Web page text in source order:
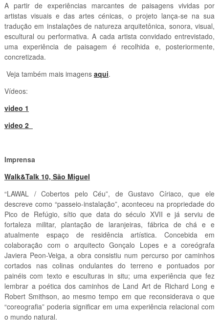
A partir de experiências marcantes de paisagens vividas por
artistas visuais e das artes cénicas, o projeto lança-se na sua
tradução em instalações de natureza arquitetônica, sonora, visual,
escultural ou performativa. A cada artista convidado entrevistado,
uma experiência de paisagem é recolhida e, posteriormente,
concretizada.
Veja também mais imagens aqui.
Vídeos:
video 1
video 2
Imprensa
Walk&Talk 10, São Miguel
“LAWAL / Cobertos pelo Céu”, de Gustavo Círiaco, que ele
descreve como “passeio-instalação”, aconteceu na propriedade do
Pico de Refúgio, sítio que data do século XVII e já serviu de
fortaleza militar, plantação de laranjeiras, fábrica de chá e e
atualmente espaço de residência artística. Concebida em
colaboração com o arquitecto Gonçalo Lopes e a coreógrafa
Javiera Peon-Veiga, a obra consistiu num percurso por caminhos
cortados nas colinas ondulantes do terreno e pontuados por
painéis com texto e esculturas in situ; uma experiência que fez
lembrar a poética dos caminhos de Land Art de Richard Long e
Robert Smithson, ao mesmo tempo em que reconsiderava o que
“coreografia” poderia significar em uma experiência relacional com
o mundo natural.